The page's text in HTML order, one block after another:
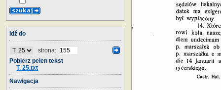
Idź do
strona:
Pobierz pełen tekst
T. 25.txt
Nawigacja